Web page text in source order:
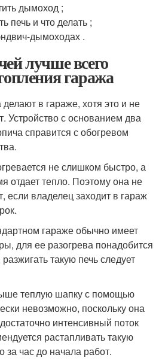
дымоход ;
печь и что делать ;
дымоходах .
лучше всего
гаража
в гараже, хотя это и не
Устройство с основанием два
справится с обогревом
не слишком быстро, а
отдает тепло. Поэтому она не
если владелец заходит в гараж
гараже обычно имеет
для ее разогрева понадобится
такую печь следует
теплую шапку с помощью
невозможно, поскольку она
интенсивный поток
растапливать такую
за час до начала работ.